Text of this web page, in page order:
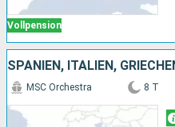
Vollpension
MSC Orchestra 8 T